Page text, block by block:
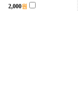
2,000원